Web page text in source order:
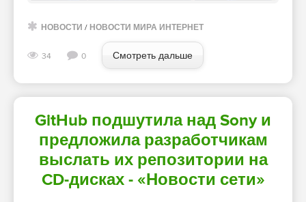
НОВОСТИ / НОВОСТИ МИРА ИНТЕРНЕТ
34 0 Смотреть дальше
GitHub подшутила над Sony и
предложила разработчикам
выслать их репозитории на
CD-дисках - «Новости сети»